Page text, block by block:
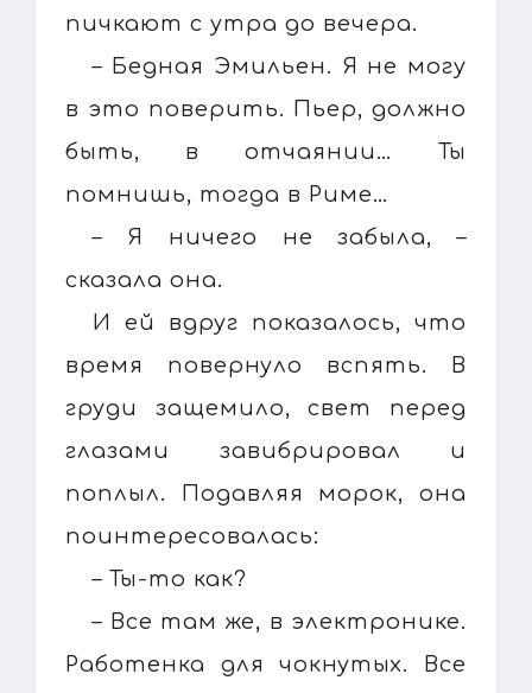
пичкают с утра до вечера.
– Бедная Эмильен. Я не могу
в это поверить. Пьер, должно
быть, в отчаянии… Ты
помнишь, тогда в Риме…
– Я ничего не забыла, –
сказала она.
И ей вдруг показалось, что
время повернуло вспять. В
груди защемило, свет перед
глазами завибрировал и
поплыл. Подавляя морок, она
поинтересовалась:
– Ты-то как?
– Все там же, в электронике.
Работенка для чокнутых. Все